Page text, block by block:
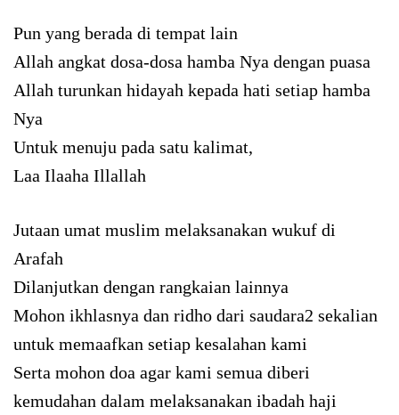
Pun yang berada di tempat lain
Allah angkat dosa-dosa hamba Nya dengan puasa
Allah turunkan hidayah kepada hati setiap hamba
Nya
Untuk menuju pada satu kalimat,
Laa Ilaaha Illallah
Jutaan umat muslim melaksanakan wukuf di
Arafah
Dilanjutkan dengan rangkaian lainnya
Mohon ikhlasnya dan ridho dari saudara2 sekalian
untuk memaafkan setiap kesalahan kami
Serta mohon doa agar kami semua diberi
kemudahan dalam melaksanakan ibadah haji